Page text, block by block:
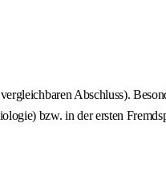
Abschluss).
bzw. in der ersten